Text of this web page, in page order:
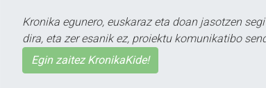
Kronika egunero, euskaraz eta doan jasotzen
dira, eta zer esanik ez, proiektu komunikatibo
Egin zaitez KronikaKide!